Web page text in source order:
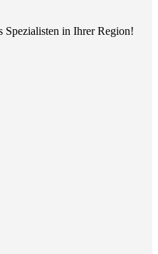
Spezialisten in Ihrer Region!